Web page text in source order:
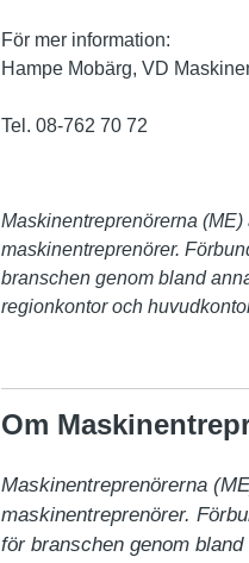
För mer information:
Hampe Mobärg, VD
Tel. 08-762 70 72
Maskinentreprenörerna
maskinentreprenörer.
branschen genom bland
regionkontor och
Om
Maskinentreprenörerna
maskinentreprenörer.
för branschen genom